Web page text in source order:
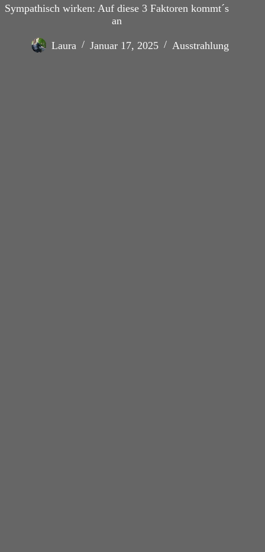
Sympathisch wirken: Auf diese 3 Faktoren kommt´s
an
Laura Januar 17, 2025 Ausstrahlung